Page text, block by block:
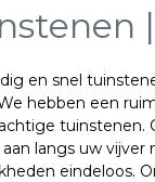
en snel
hebben een
tuinstenen.
langs uw
eindeloos.